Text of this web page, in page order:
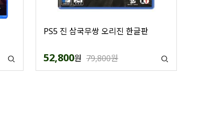
PS5 진 삼국무쌍 오리진 한글판
52,800원 79,800원